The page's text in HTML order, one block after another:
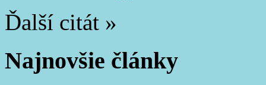
Ďalší citát »
Najnovšie články